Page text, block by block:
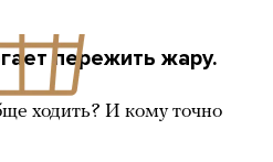
пережить жару.
ходить? И кому точно